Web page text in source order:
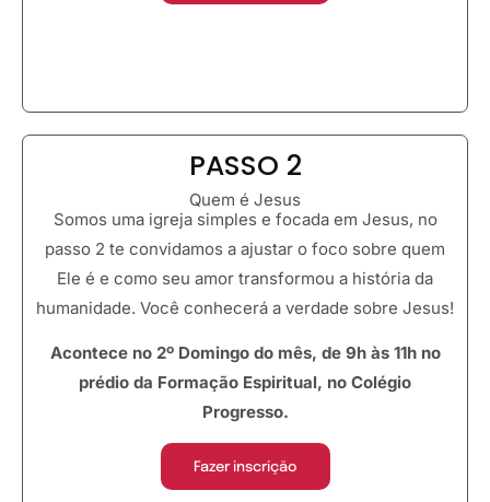
PASSO 2
Quem é Jesus
Somos uma igreja simples e focada em Jesus, no
passo 2 te convidamos a ajustar o foco sobre quem
Ele é e como seu amor transformou a história da
humanidade. Você conhecerá a verdade sobre Jesus!
Acontece no 2º Domingo do mês, de 9h às 11h no
prédio da Formação Espiritual, no Colégio
Progresso.
Fazer inscrição